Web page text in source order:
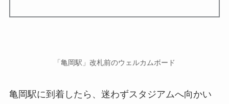
「亀岡駅」改札前のウェルカムボード
亀岡駅に到着したら、迷わずスタジアムへ向かい